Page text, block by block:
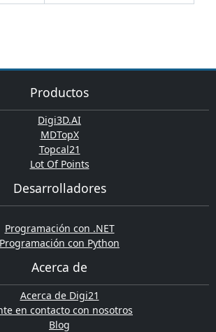
Productos
Digi3D.AI
MDTopX
Topcal21
Lot Of Points
Desarrolladores
Programación con .NET
Programación con Python
Acerca de
Acerca de Digi21
en contacto con nosotros
Blog